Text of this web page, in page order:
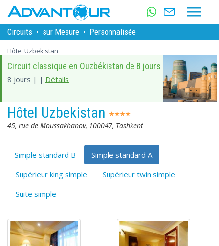
Circuits • sur Mesure • Personnalisée
Hôtel Uzbekistan
Circuit classique en Ouzbékistan de 8 jours
8 jours | | Détails
Hôtel Uzbekistan
45, rue de Moussakhanov, 100047, Tashkent
Simple standard B
Simple standard A
Supérieur king simple
Supérieur twin simple
Suite simple